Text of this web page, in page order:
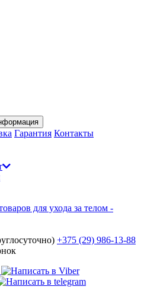
Гарантия Контакты
+375 (29) 986-13-88